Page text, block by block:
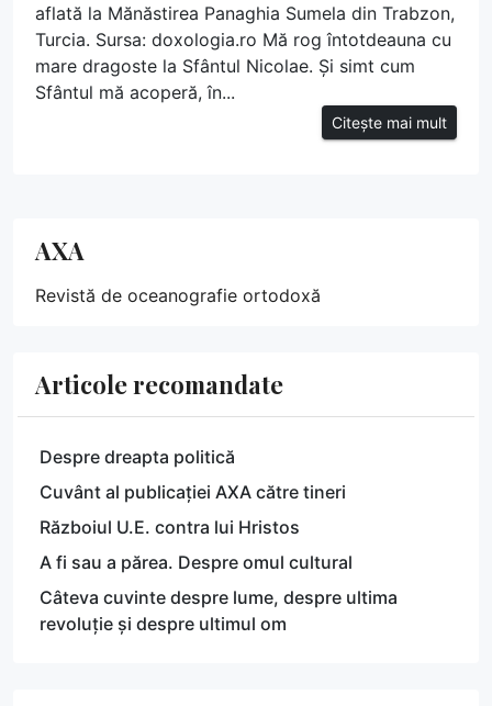
aflată la Mănăstirea Panaghia Sumela din Trabzon,
Turcia. Sursa: doxologia.ro Mă rog întotdeauna cu
mare dragoste la Sfântul Nicolae. Și simt cum
Sfântul mă acoperă, în...
Citește mai mult
AXA
Revistă de oceanografie ortodoxă
Articole recomandate
Despre dreapta politică
Cuvânt al publicației AXA către tineri
Războiul U.E. contra lui Hristos
A fi sau a părea. Despre omul cultural
Câteva cuvinte despre lume, despre ultima
revoluție și despre ultimul om